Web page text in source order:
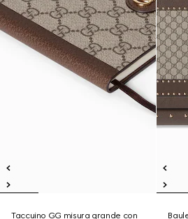
Taccuino GG misura grande con